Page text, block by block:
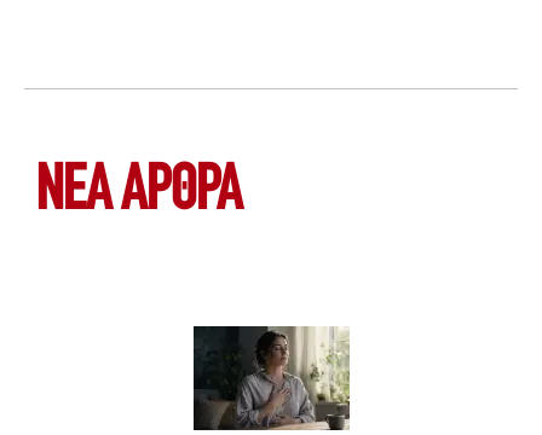
ΝΕΑ ΆΡΘΡΑ